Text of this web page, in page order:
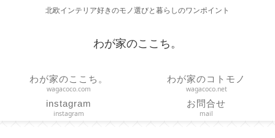
北欧インテリア好きのモノ選びと暮らしのワンポイント
わが家のここち。
わが家のここち。
wagacoco.com
わが家のコトモノ
wagacoco.net
instagram
instagram
お問合せ
mail